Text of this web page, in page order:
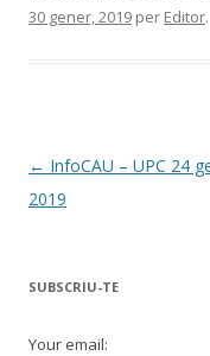
30 gener, 2019 per Editor.
Navegació
per
← InfoCAU – UPC 24
2019
SUBSCRIU-TE
Your email: